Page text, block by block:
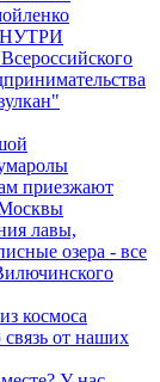
приезжают
лавы,
озера - все
космоса
от наших